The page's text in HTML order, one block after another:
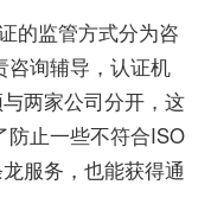
的监管方式分为咨
咨询辅导，认证机
两家公司分开，这
防止一些不符合ISO
服务，也能获得通